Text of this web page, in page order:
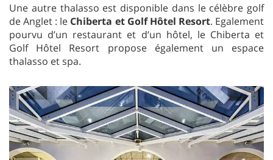
Une autre thalasso est disponible dans le célèbre golf
de Anglet : le Chiberta et Golf Hôtel Resort. Egalement
pourvu d’un restaurant et d’un hôtel, le Chiberta et
Golf Hôtel Resort propose également un espace
thalasso et spa.